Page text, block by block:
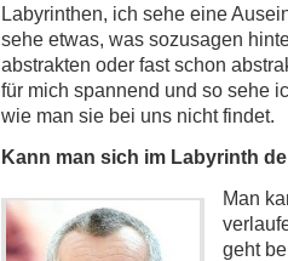
Labyrinthen, ich sehe eine
sehe etwas, was sozusagen
abstrakten oder fast schon
für mich spannend und so sehe
wie man sie bei uns nicht findet.
Kann man sich im Labyrinth
Man
geht